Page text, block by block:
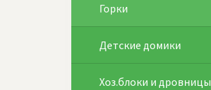
Горки
Детские домики
Хоз.блоки и дровницы